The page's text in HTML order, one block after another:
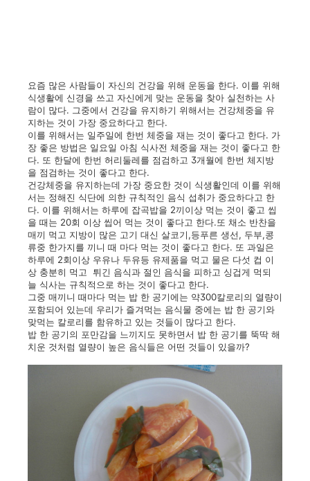
요즘 많은 사람들이 자신의 건강을 위해 운동을 한다. 이를 위해
식생활에 신경을 쓰고 자신에게 맞는 운동을 찾아 실천하는 사
람이 많다. 그중에서 건강을 유지하기 위해서는 건강체중을 유
지하는 것이 가장 중요하다고 한다.
이를 위해서는 일주일에 한번 체중을 재는 것이 좋다고 한다. 가
장 좋은 방법은 일요일 아침 식사전 체중을 재는 것이 좋다고 한
다. 또 한달에 한번 허리둘레를 점검하고 3개월에 한번 체지방
을 점검하는 것이 좋다고 한다.
건강체중을 유지하는데 가장 중요한 것이 식생활인데 이를 위해
서는 정해진 식단에 의한 규칙적인 음식 섭취가 중요하다고 한
다. 이를 위해서는 하루에 잡곡밥을 2끼이상 먹는 것이 좋고 씹
을 때는 20회 이상 씹어 먹는 것이 좋다고 한다.또 채소 반찬을
매끼 먹고 지방이 많은 고기 대신 살코기,등푸른 생선, 두부,콩
류중 한가지를 끼니 때 마다 먹는 것이 좋다고 한다. 또 과일은
하루에 2회이상 우유나 두유등 유제품을 먹고 물은 다섯 컵 이
상 충분히 먹고 튀긴 음식과 절인 음식을 피하고 싱겁게 먹되
늘 식사는 규칙적으로 하는 것이 좋다고 한다.
그중 매끼니 때마다 먹는 밥 한 공기에는 약300칼로리의 열량이
포함되어 있는데 우리가 즐겨먹는 음식물 중에는 밥 한 공기와
맞먹는 칼로리를 함유하고 있는 것들이 많다고 한다.
밥 한 공기의 포만감을 느끼지도 못하면서 밥 한 공기를 뚝딱 해
치운 것처럼 열량이 높은 음식들은 어떤 것들이 있을까?